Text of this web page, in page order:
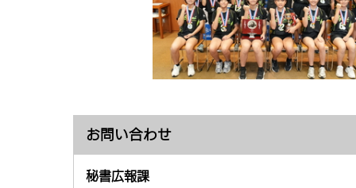
お問い合わせ
秘書広報課